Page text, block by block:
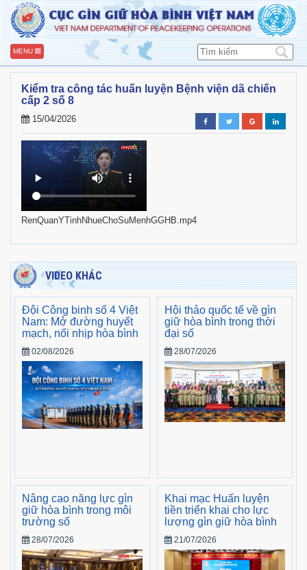
MENU
Kiểm tra công tác huấn luyện Bệnh viện dã chiến
cấp 2 số 8
15/04/2026
RenQuanYTinhNhueChoSuMenhGGHB.mp4
VIDEO KHÁC
Đội Công binh số 4 Việt
Nam: Mở đường huyết
mạch, nối nhịp hòa bình
02/08/2026
Hội thảo quốc tế về gìn
giữ hòa bình trong thời
đại số
28/07/2026
Nâng cao năng lực gìn
giữ hòa bình trong môi
trường số
28/07/2026
Khai mạc Huấn luyện
tiền triển khai cho lực
lượng gìn giữ hòa bình
21/07/2026